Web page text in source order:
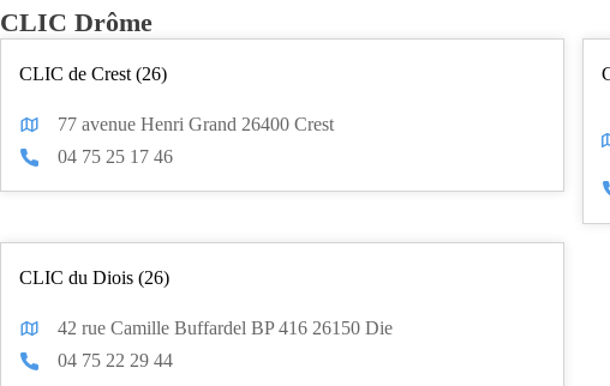
CLIC Drôme
CLIC de Crest (26)
77 avenue Henri Grand 26400 Crest
04 75 25 17 46
CLIC du Diois (26)
42 rue Camille Buffardel BP 416 26150 Die
04 75 22 29 44